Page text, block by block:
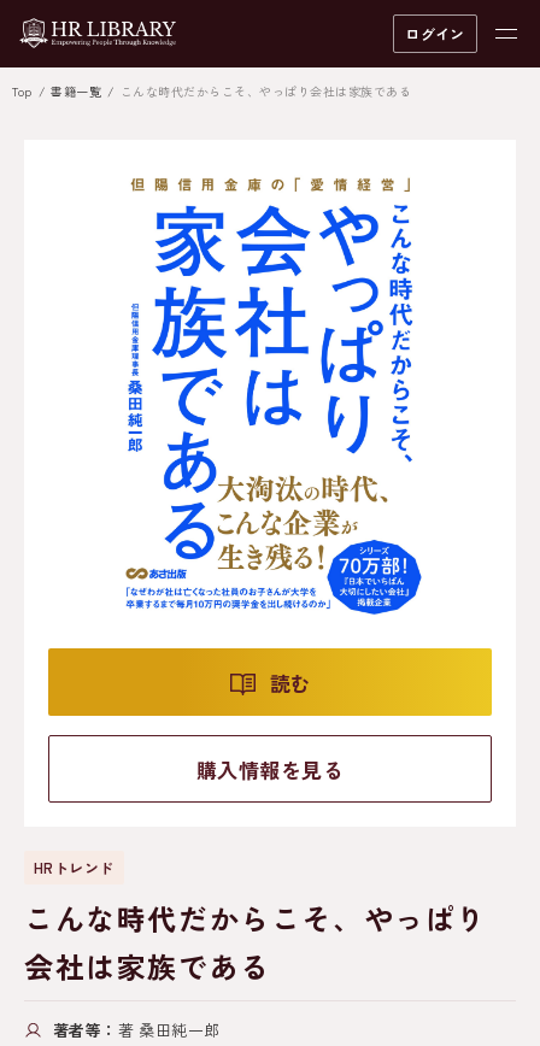
ログイン
Top 書籍一覧 こんな時代だからこそ、やっぱり会社は家族である
読む
購入情報を見る
HRトレンド
こんな時代だからこそ、やっぱり
会社は家族である
著者等： 著 桑田純一郎